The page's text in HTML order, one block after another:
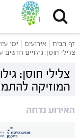
דף הבית אירועים
ימי
צלילי חוסן: גילויים
צלילי חוסן:
המוזיקה
האירוע נדחה